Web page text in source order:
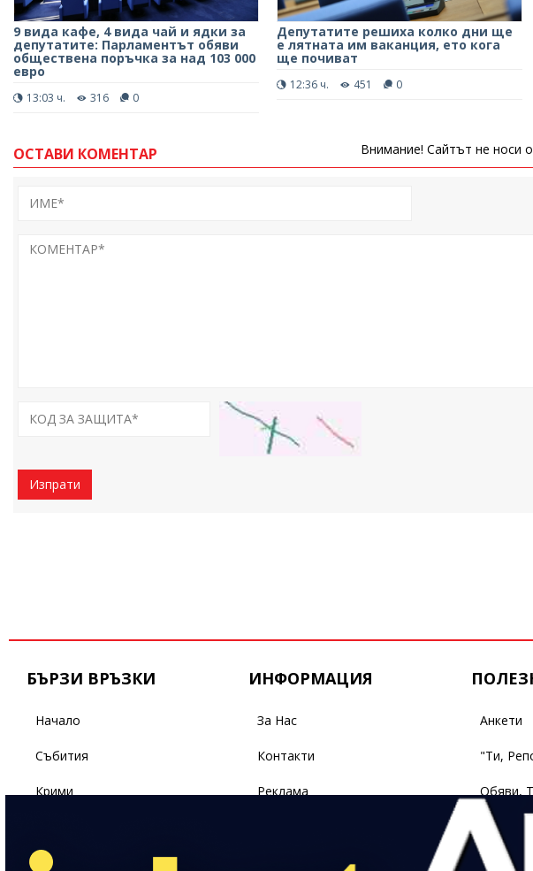
9 вида кафе, 4 вида чай и ядки за
депутатите: Парламентът обяви
обществена поръчка за над 103 000
евро
13:03 ч. 316 0
Депутатите решиха колко дни ще
е лятната им ваканция, ето кога
ще почиват
12:36 ч. 451 0
ОСТАВИ КОМЕНТАР Внимание! Сайтът не носи
Изпрати
БЪРЗИ ВРЪЗКИ
Начало
Събития
Крими
Политика
ИНФОРМАЦИЯ
За Нас
Контакти
Реклама
Поверителност
Анкети
"Ти,
Обяви,